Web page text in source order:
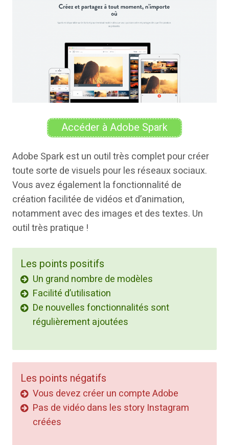
Accéder à Adobe Spark
Adobe Spark est un outil très complet pour créer
toute sorte de visuels pour les réseaux sociaux.
Vous avez également la fonctionnalité de
création facilitée de vidéos et d’animation,
notamment avec des images et des textes. Un
outil très pratique !
Les points positifs
Un grand nombre de modèles
Facilité d’utilisation
De nouvelles fonctionnalités sont
régulièrement ajoutées
Les points négatifs
Vous devez créer un compte Adobe
Pas de vidéo dans les story Instagram
créées